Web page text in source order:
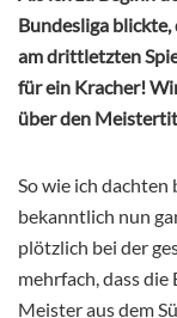
Bundesliga
am drittletzten
für ein Kracher!
über den
So wie ich dachten
bekanntlich nun
plötzlich bei der
mehrfach, dass die
Meister aus dem